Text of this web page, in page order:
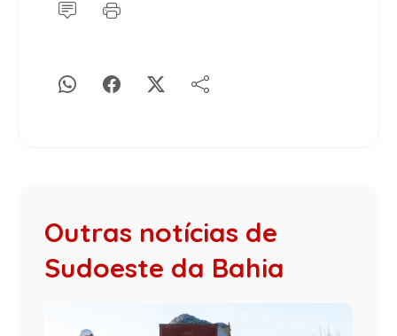
Outras notícias de
Sudoeste da Bahia